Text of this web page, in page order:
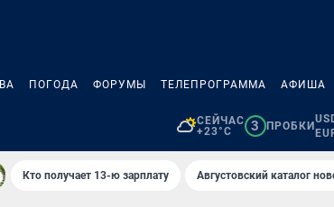
ПОГОДА ФОРУМЫ ТЕЛЕПРОГРАММА АФИША
СЕЙЧАС
+23°C
3 ПРОБКИ
Кто получает 13-ю зарплату Августовский каталог